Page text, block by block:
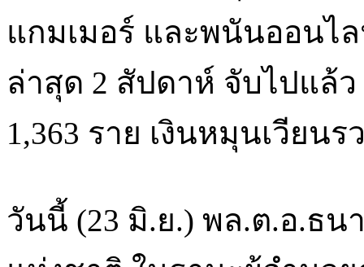
แกมเมอร์ และพนันออนไ
ล่าสุด 2 สัปดาห์ จับไปแล้ว
1,363 ราย เงินหมุนเวียน
วันนี้ (23 มิ.ย.) พล.ต.อ.ธน